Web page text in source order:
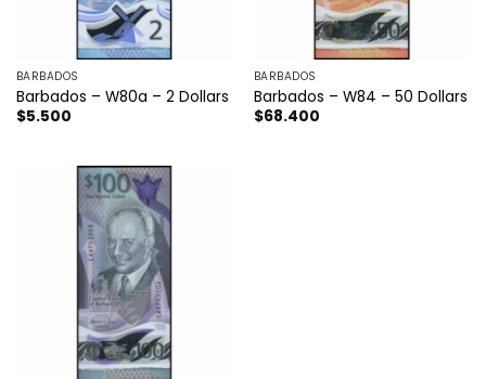
BARBADOS
Barbados – W80a – 2 Dollars
$5.500
BARBADOS
Barbados – W84 – 50 Dollars
$68.400